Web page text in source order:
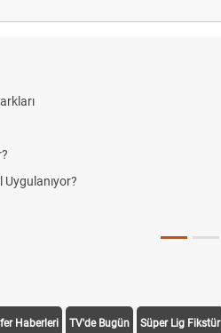
Uygulanıyor?
Haberleri TV'de Bugün Süper Lig Fikstür